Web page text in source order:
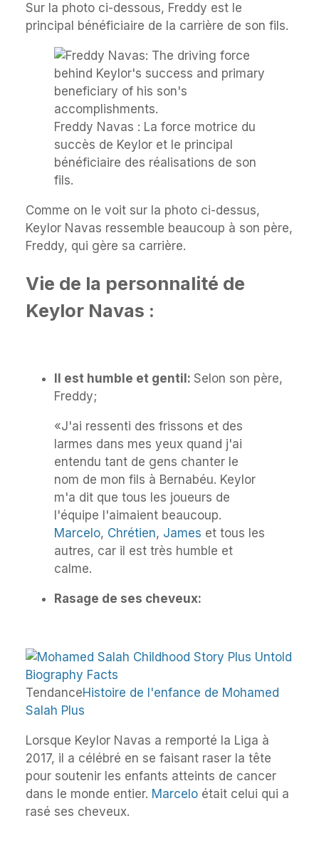
Sur la photo ci-dessous, Freddy est le
principal bénéficiaire de la carrière de son fils.
Freddy Navas : La force motrice du
succès de Keylor et le principal
bénéficiaire des réalisations de son
fils.
Comme on le voit sur la photo ci-dessus,
Keylor Navas ressemble beaucoup à son père,
Freddy, qui gère sa carrière.
Vie de la personnalité de
Keylor Navas :
Il est humble et gentil: Selon son père,
Freddy;
«J'ai ressenti des frissons et des
larmes dans mes yeux quand j'ai
entendu tant de gens chanter le
nom de mon fils à Bernabéu. Keylor
m'a dit que tous les joueurs de
l'équipe l'aimaient beaucoup.
Marcelo, Chrétien, James et tous les
autres, car il est très humble et
calme.
Rasage de ses cheveux:
TendanceHistoire de l'enfance de Mohamed
Salah Plus
Lorsque Keylor Navas a remporté la Liga à
2017, il a célébré en se faisant raser la tête
pour soutenir les enfants atteints de cancer
dans le monde entier. Marcelo était celui qui a
rasé ses cheveux.